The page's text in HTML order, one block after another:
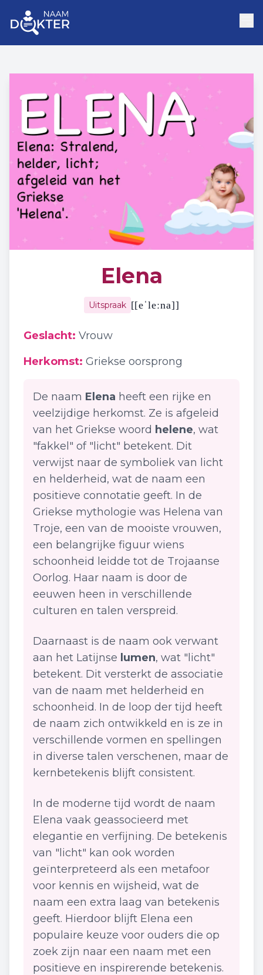
Elena
Uitspraak [[eˈleːna]]
Geslacht: Vrouw
Herkomst: Griekse oorsprong
De naam Elena heeft een rijke en
veelzijdige herkomst. Ze is afgeleid
van het Griekse woord helene, wat
"fakkel" of "licht" betekent. Dit
verwijst naar de symboliek van licht
en helderheid, wat de naam een
positieve connotatie geeft. In de
Griekse mythologie was Helena van
Troje, een van de mooiste vrouwen,
een belangrijke figuur wiens
schoonheid leidde tot de Trojaanse
Oorlog. Haar naam is door de
eeuwen heen in verschillende
culturen en talen verspreid.
Daarnaast is de naam ook verwant
aan het Latijnse lumen, wat "licht"
betekent. Dit versterkt de associatie
van de naam met helderheid en
schoonheid. In de loop der tijd heeft
de naam zich ontwikkeld en is ze in
verschillende vormen en spellingen
in diverse talen verschenen, maar de
kernbetekenis blijft consistent.
In de moderne tijd wordt de naam
Elena vaak geassocieerd met
elegantie en verfijning. De betekenis
van "licht" kan ook worden
geïnterpreteerd als een metafoor
voor kennis en wijsheid, wat de
naam een extra laag van betekenis
geeft. Hierdoor blijft Elena een
populaire keuze voor ouders die op
zoek zijn naar een naam met een
positieve en inspirerende betekenis.